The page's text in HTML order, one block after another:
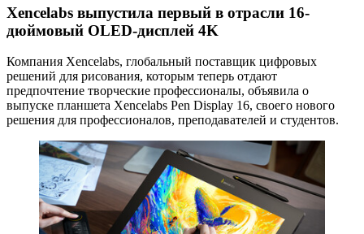
Xencelabs выпустила первый в отрасли 16-
дюймовый OLED-дисплей 4K
Компания Xencelabs, глобальный поставщик цифровых
решений для рисования, которым теперь отдают
предпочтение творческие профессионалы, объявила о
выпуске планшета Xencelabs Pen Display 16, своего нового
решения для профессионалов, преподавателей и студентов.